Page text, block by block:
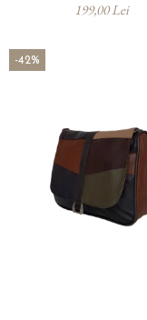
199,00 Lei
-42%